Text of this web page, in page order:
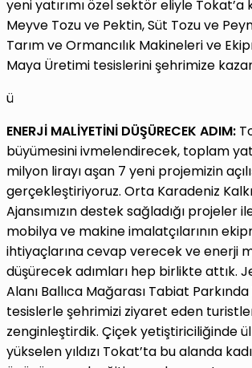
yeni yatırımı özel sektör eliyle Tokat’a
Meyve Tozu ve Pektin, Süt Tozu ve
Tarım ve Ormancılık Makineleri ve
Maya Üretimi tesislerini şehrimize
ü
ENERJİ MALİYETİNİ DÜŞÜRECEK ADIM:
büyümesini ivmelendirecek, toplam
milyon lirayı aşan 7 yeni projemizin
gerçekleştiriyoruz. Orta Karadeniz
Ajansımızın destek sağladığı projeler
mobilya ve makine imalatçılarının
ihtiyaçlarına cevap verecek ve enerji
düşürecek adımları hep birlikte attık.
Alanı Ballıca Mağarası Tabiat
tesislerle şehrimizi ziyaret eden
zenginleştirdik. Çiçek yetiştiriciliğinde
yükselen yıldızı Tokat’ta bu alanda